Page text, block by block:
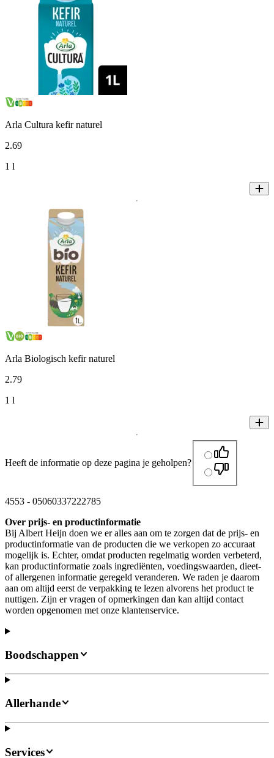
Arla Cultura kefir naturel
2.69
1 l
Arla Biologisch kefir naturel
2.79
1 l
Heeft de informatie op deze pagina je geholpen?
4553 - 05060337222785
Over prijs- en productinformatie
Bij Albert Heijn doen we er alles aan om te zorgen dat de prijs- en
productinformatie van de producten die we verkopen zo accuraat
mogelijk is. Echter, omdat producten regelmatig worden verbeterd,
kan productinformatie zoals ingrediënten, voedingswaarden, dieet-
of allergenen informatie geregeld veranderen. We raden je daarom
aan om altijd eerst de verpakking te lezen alvorens het product te
nuttigen. Zijn er vragen of opmerkingen dan kan altijd contact
worden opgenomen met onze klantenservice.
Boodschappen
Allerhande
Services